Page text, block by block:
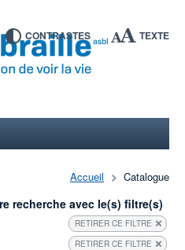
CONTRASTES TEXTE
Accueil Catalogue
recherche avec le(s) filtre(s)
RETIRER CE FILTRE
RETIRER CE FILTRE